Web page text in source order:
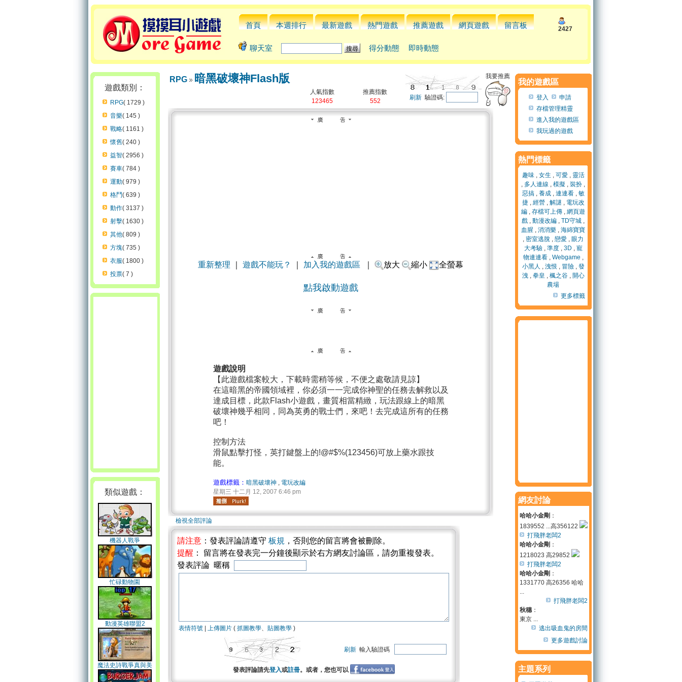
首頁 本週排行 最新遊戲 熱門遊戲 推薦遊戲 網頁遊戲 留言板 2427
聊天室 得分動態 即時動態
遊戲類別：
RPG( 1729 )
音樂( 145 )
戰略( 1161 )
懷舊( 240 )
益智( 2956 )
賽車( 784 )
運動( 979 )
格鬥( 639 )
動作( 3137 )
射擊( 1630 )
其他( 809 )
方塊( 735 )
衣服( 1800 )
投票( 7 )
類似遊戲：
機器人戰爭
忙碌動物園
動漫英雄聯盟2
魔法史詩戰爭真與美
RPG 暗黑破壞神Flash版
人氣指數
123465
推薦指數
552
刷新驗證碼:
我要推薦
重新整理 遊戲不能玩？ 加入我的遊戲區 放大 縮小 全螢幕
點我啟動遊戲
遊戲說明
【此遊戲檔案較大，下載時需稍等候，不便之處敬請見諒】
在這暗黑的帝國領域裡，你必須一一完成你神聖的任務去解救以及
達成目標，此款Flash小遊戲，畫質相當精緻，玩法跟線上的暗黑
破壞神幾乎相同，同為英勇的戰士們，來吧！去完成這所有的任務
吧！
控制方法
滑鼠點擊打怪，英打鍵盤上的!@#$%(123456)可放上藥水跟技
能。
遊戲標籤： 暗黑破壞神, 電玩改編
星期三 十二月 12, 2007 6:46 pm
檢視全部評論
請注意 ：發表評論請遵守 板規 ，否則您的留言將會被刪除。
提醒 ： 留言將在發表完一分鐘後顯示於右方網友討論區，請勿重複發表。
發表評論 暱稱
表情符號 上傳圖片 ( 抓圖教學、 貼圖教學 )
刷新 輸入驗證碼
發表評論請先登入或註冊。或者，您也可以
我的遊戲區
登入
申請
存檔管理精靈
進入我的遊戲區
我玩過的遊戲
熱門標籤
趣味, 女生 , 可愛, 靈活
, 多人連線 , 模擬 , 裝扮 ,
惡搞, 養成, 連連看, 敏
捷, 經營, 解謎 , 電玩改
編 , 存檔可上傳 , 網頁遊
戲 , 動漫改編 , TD守城 ,
血腥 , 消消樂 , 海綿寶寶
, 密室逃脫 , 戀愛 , 眼力
大考驗, 準度, 3D , 寵
物連連看, Webgame ,
小黑人 , 洩恨 , 冒險, 發
洩, 拳皇 , 楓之谷, 開心
農場
更多標籤
網友討論
哈哈小金剛 ：
1839552 ...高356122
打飛胖老闆2
哈哈小金剛 ：
1218023 高29852
打飛胖老闆2
哈哈小金剛 ：
1331770 高26356 哈哈
...
打飛胖老闆2
秋穗：
東京 ...
逃出吸血鬼的房間
更多遊戲討論
主題系列